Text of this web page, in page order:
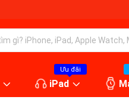
Ưu đãi
iPad